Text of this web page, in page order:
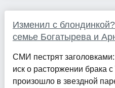
Изменил с
семье Богатырева и
СМИ пестрят
иск о расторжении брака
произошло в звездной